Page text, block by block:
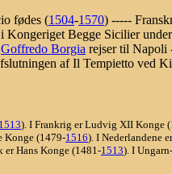
fødes (1504-1570) -----
Kongeriget Begge Sicilier
Goffredo Borgia rejser til
af Il Tempietto ved
1513). I Frankrig er Ludvig XII Konge
Konge (1479-1516). I Nederlandene
er Hans Konge (1481-1513). I